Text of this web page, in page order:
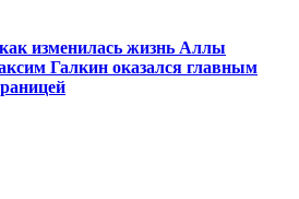
изменилась жизнь Аллы
Галкин оказался главным